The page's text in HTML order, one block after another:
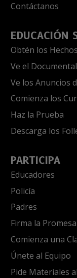
Contáctanos
EDUCACIÓN
Obtén los
Ve el Documental
Ve los Anuncios
Comienza los
Haz la Prueba
Descarga los
PARTICIPA
Educadores
Policía
Padres
Firma la
Comienza una
Únete al Equipo
Pide Materiales